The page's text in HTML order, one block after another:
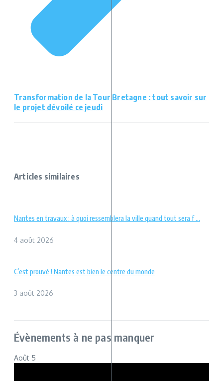
Transformation de la Tour Bretagne : tout savoir sur
le projet dévoilé ce jeudi
Articles similaires
Nantes en travaux : à quoi ressemblera la ville quand tout sera f ...
4 août 2026
C’est prouvé ! Nantes est bien le centre du monde
3 août 2026
Évènements à ne pas manquer
Août 5